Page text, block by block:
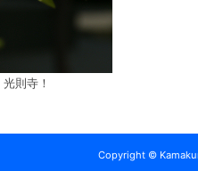
則寺！
Copyright ©